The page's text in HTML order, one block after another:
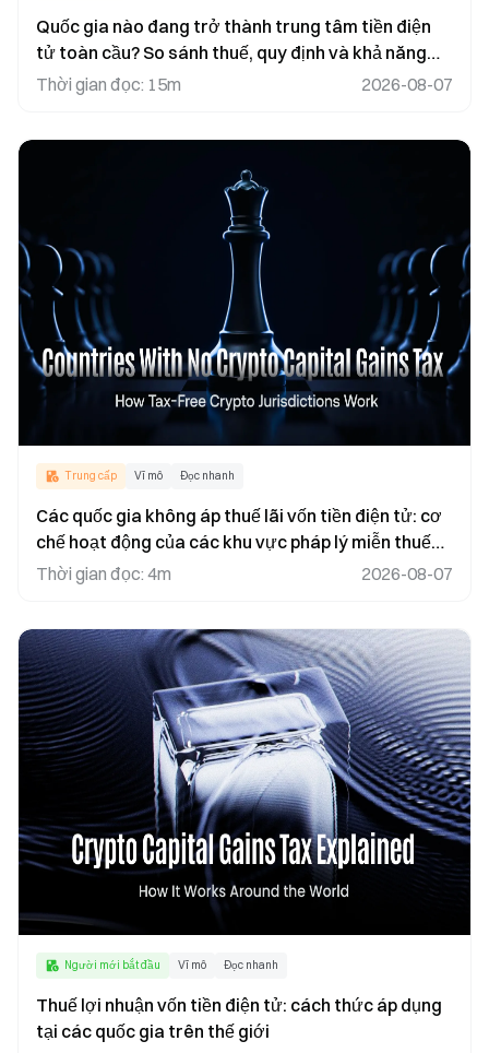
Quốc gia nào đang trở thành trung tâm tiền điện
tử toàn cầu? So sánh thuế, quy định và khả năng
tiếp cận thị trường
Thời gian đọc: 15m 2026-08-07
Trung cấp Vĩ mô Đọc nhanh
Các quốc gia không áp thuế lãi vốn tiền điện tử: cơ
chế hoạt động của các khu vực pháp lý miễn thuế
tiền điện tử
Thời gian đọc: 4m 2026-08-07
Người mới bắt đầu Vĩ mô Đọc nhanh
Thuế lợi nhuận vốn tiền điện tử: cách thức áp dụng
tại các quốc gia trên thế giới